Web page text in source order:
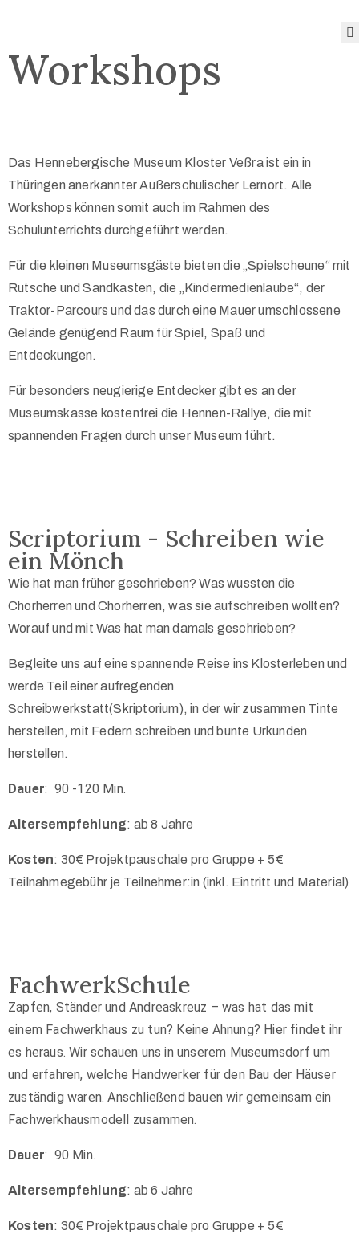
Das
Museum
Museums
Sonderausstellungen
Sammlung
Blog
und Preise
Workshops
Das Hennebergische Museum Kloster Veßra ist ein in
Thüringen anerkannter Außerschulischer Lernort. Alle
Workshops können somit auch im Rahmen des
Schulunterrichts durchgeführt werden.
Für die kleinen Museumsgäste bieten die „Spielscheune“ mit
Rutsche und Sandkasten, die „Kindermedienlaube“, der
Traktor-Parcours und das durch eine Mauer umschlossene
Gelände genügend Raum für Spiel, Spaß und
Entdeckungen.
Für besonders neugierige Entdecker gibt es an der
Museumskasse kostenfrei die Hennen-Rallye, die mit
spannenden Fragen durch unser Museum führt.
Scriptorium - Schreiben wie
ein Mönch
Wie hat man früher geschrieben? Was wussten die
Chorherren und Chorherren, was sie aufschreiben wollten?
Worauf und mit Was hat man damals geschrieben?
Begleite uns auf eine spannende Reise ins Klosterleben und
werde Teil einer aufregenden
Schreibwerkstatt(Skriptorium), in der wir zusammen Tinte
herstellen, mit Federn schreiben und bunte Urkunden
herstellen.
Dauer: 90 -120 Min.
Altersempfehlung: ab 8 Jahre
Kosten: 30€ Projektpauschale pro Gruppe + 5€
Teilnahmegebühr je Teilnehmer:in (inkl. Eintritt und Material)
FachwerkSchule
Zapfen, Ständer und Andreaskreuz – was hat das mit
einem Fachwerkhaus zu tun? Keine Ahnung? Hier findet ihr
es heraus. Wir schauen uns in unserem Museumsdorf um
und erfahren, welche Handwerker für den Bau der Häuser
zuständig waren. Anschließend bauen wir gemeinsam ein
Fachwerkhausmodell zusammen.
Dauer: 90 Min.
Altersempfehlung: ab 6 Jahre
Kosten: 30€ Projektpauschale pro Gruppe + 5€